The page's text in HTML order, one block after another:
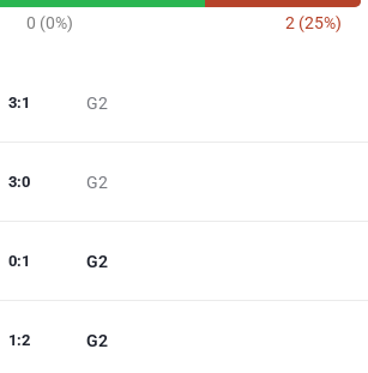
0 (0%) 2 (25%)
G2
3:1
G2
3:0
G2
0:1
G2
1 :2